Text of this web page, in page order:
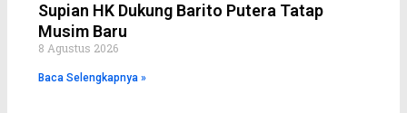
Supian HK Dukung Barito Putera Tatap
Musim Baru
8 Agustus 2026
Baca Selengkapnya »